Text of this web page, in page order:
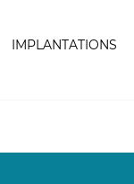
IMPLANTATIONS